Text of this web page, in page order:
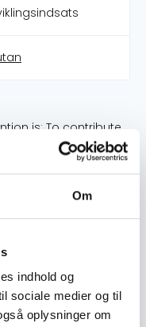
Om
indhold og
sociale medier og til
oplysninger om
is: To contribute
organic by
and economically
farming
small scale
agro-ecological
cooperation